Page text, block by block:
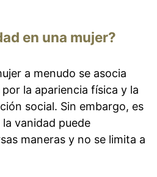
en una mujer?
a menudo se asocia
la apariencia física y la
social. Sin embargo, es
vanidad puede
maneras y no se limita a